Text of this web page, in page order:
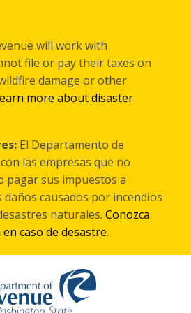
will work with
file or pay their taxes on
damage or other
more about disaster
El Departamento de
las empresas que no
pagar sus impuestos a
causados por incendios
naturales. Conozca
caso de desastre.